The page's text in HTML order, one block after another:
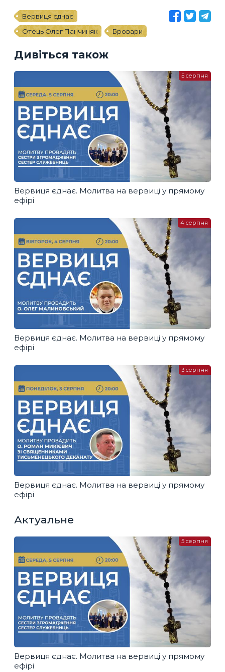
Вервиця єднає
Отець Олег Панчиняк
Бровари
Дивіться також
Вервиця єднає. Молитва на вервиці у прямому
ефірі
5 серпня
Вервиця єднає. Молитва на вервиці у прямому
ефірі
4 серпня
Вервиця єднає. Молитва на вервиці у прямому
ефірі
3 серпня
Актуальне
Вервиця єднає. Молитва на вервиці у прямому
ефірі
5 серпня